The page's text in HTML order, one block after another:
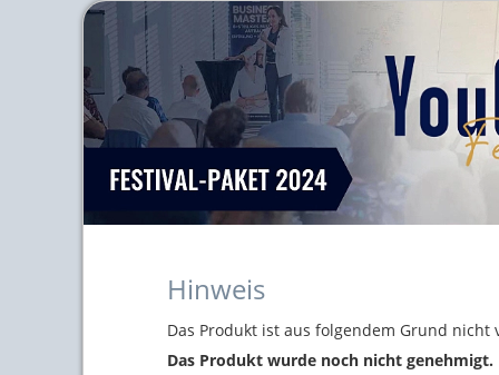
Hinweis
Das Produkt ist aus folgendem Grund nicht
Das Produkt wurde noch nicht genehmigt.